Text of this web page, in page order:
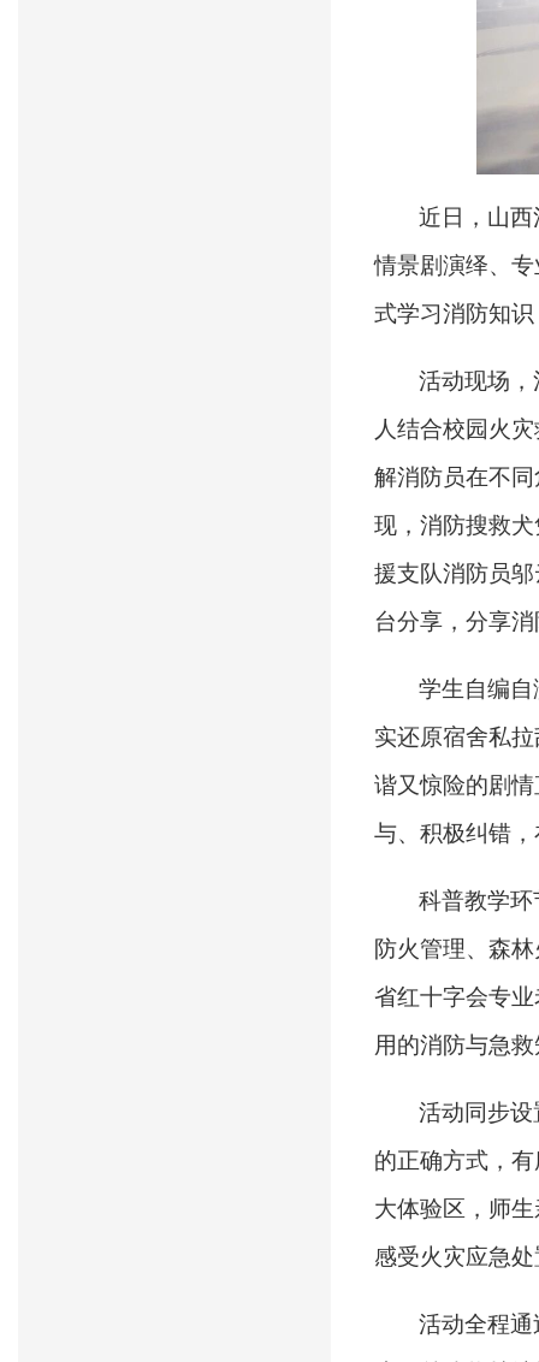
近日，山
情景剧演绎、
式学习消防知
活动现场
人结合校园火
解消防员在不
现，消防搜救
援支队消防员
台分享，分享
学生自编
实还原宿舍私
谐又惊险的剧
与、积极纠错
科普教学
防火管理、森
省红十字会专
用的消防与急
活动同步
的正确方式，
大体验区，师
感受火灾应急
活动全程